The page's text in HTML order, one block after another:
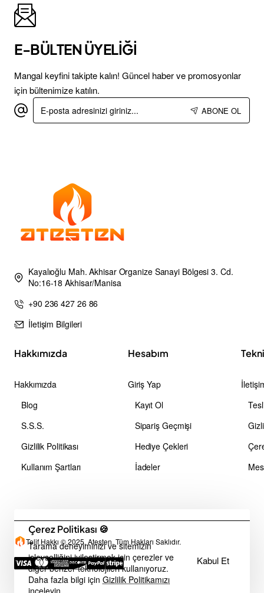
Çerez Politikası 🍪
Tarama deneyiminizi ve sitemizin
işlevselliğini iyileştirmek için çerezler ve
diğer benzer teknolojileri kullanıyoruz.
Daha fazla bilgi için Gizlilik Politikamızı
inceleyin.
Kabul Et
E-BÜLTEN ÜYELİĞİ
Mangal keyfini takipte kalın! Güncel haber ve promosyonlar
için bültenimize katılın.
E-
posta
adresinizi
ABONE OL
Kayalıoğlu Mah. Akhisar Organize Sanayi Bölgesi 3. Cd.
No:16-18 Akhisar/Manisa
+90 236 427 26 86
İletişim Bilgileri
Hakkımızda
Hakkımızda
Blog
S.S.S.
Gizlilik Politikası
Kullanım Şartları
Hesabım
Giriş Yap
Kayıt Ol
Sipariş Geçmişi
Hediye Çekleri
İadeler
Telif Hakkı © 2025, Ateşten, Tüm Hakları Saklıdır.